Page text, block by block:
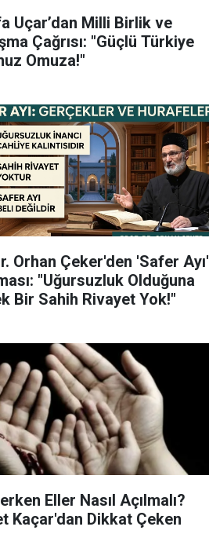
Uçar’dan Milli Birlik ve
Çağrısı: "Güçlü Türkiye
Omuza!"
Orhan Çeker'den 'Safer Ayı'
"Uğursuzluk Olduğuna
Bir Sahih Rivayet Yok!"
Eller Nasıl Açılmalı?
Kaçar'dan Dikkat Çeken